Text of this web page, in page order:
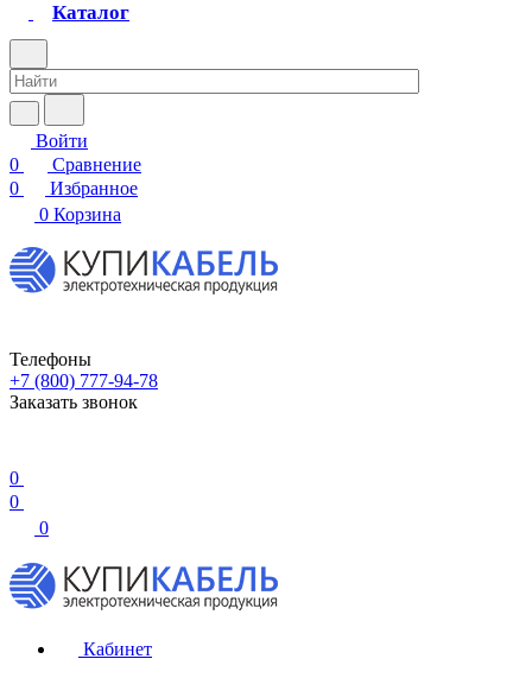
Каталог
Войти
0
Сравнение
0
Избранное
0 Корзина
Телефоны
+7 (800) 777-94-78
Заказать звонок
0
0
0
Кабинет